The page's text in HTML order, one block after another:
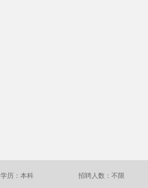
学历：本科 招聘人数：不限